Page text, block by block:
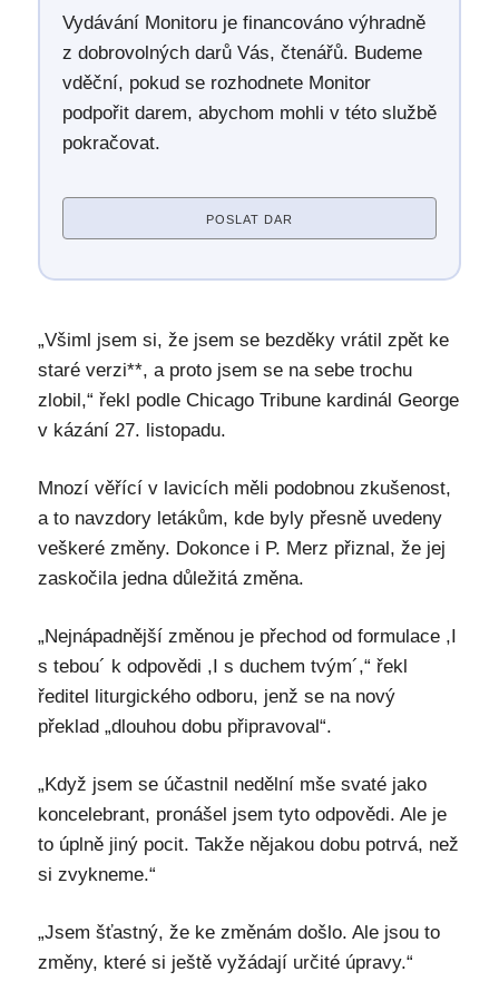
Vydávání Monitoru je financováno výhradně
z dobrovolných darů Vás, čtenářů. Budeme
vděční, pokud se rozhodnete Monitor
podpořit darem, abychom mohli v této službě
pokračovat.
POSLAT DAR
„Všiml jsem si, že jsem se bezděky vrátil zpět ke
staré verzi**, a proto jsem se na sebe trochu
zlobil,“ řekl podle Chicago Tribune kardinál George
v kázání 27. listopadu.
Mnozí věřící v lavicích měli podobnou zkušenost,
a to navzdory letákům, kde byly přesně uvedeny
veškeré změny. Dokonce i P. Merz přiznal, že jej
zaskočila jedna důležitá změna.
„Nejnápadnější změnou je přechod od formulace ,I
s tebou´ k odpovědi ,I s duchem tvým´,“ řekl
ředitel liturgického odboru, jenž se na nový
překlad „dlouhou dobu připravoval“.
„Když jsem se účastnil nedělní mše svaté jako
koncelebrant, pronášel jsem tyto odpovědi. Ale je
to úplně jiný pocit. Takže nějakou dobu potrvá, než
si zvykneme.“
„Jsem šťastný, že ke změnám došlo. Ale jsou to
změny, které si ještě vyžádají určité úpravy.“